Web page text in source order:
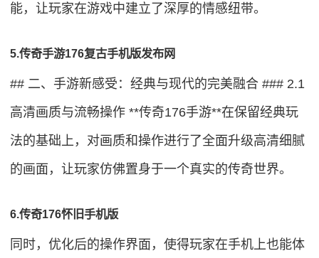
能，让玩家在游戏中建立了深厚的情感纽带。
5.传奇手游176复古手机版发布网
## 二、手游新感受：经典与现代的完美融合 ### 2.1
高清画质与流畅操作 **传奇176手游**在保留经典玩
法的基础上，对画质和操作进行了全面升级高清细腻
的画面，让玩家仿佛置身于一个真实的传奇世界。
6.传奇176怀旧手机版
同时，优化后的操作界面，使得玩家在手机上也能体